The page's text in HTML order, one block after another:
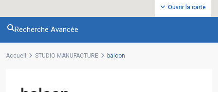
Ouvrir la carte
Recherche Avancée
Accueil STUDIO MANUFACTURE balcon